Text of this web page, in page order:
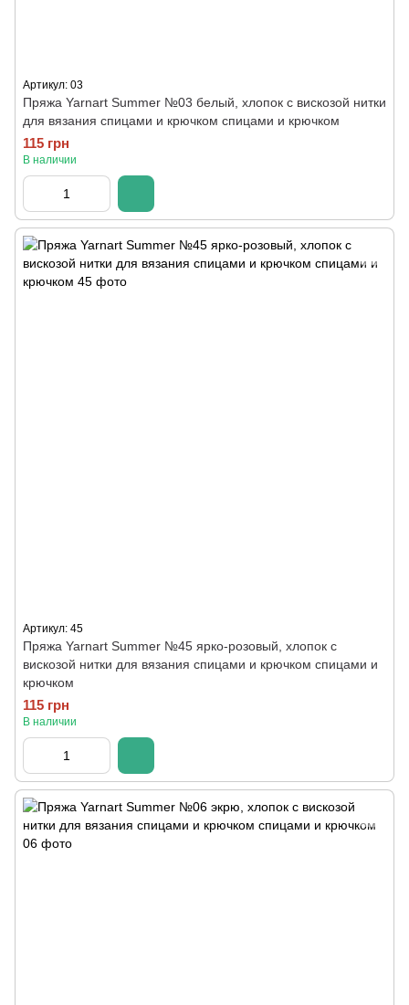
Артикул: 03
Пряжа Yarnart Summer №03 белый, хлопок с вискозой нитки
для вязания спицами и крючком спицами и крючком
115 грн
В наличии
Артикул: 45
Пряжа Yarnart Summer №45 ярко-розовый, хлопок с
вискозой нитки для вязания спицами и крючком спицами и
крючком
115 грн
В наличии